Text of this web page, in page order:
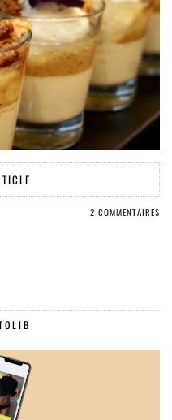
2 COMMENTAIRES